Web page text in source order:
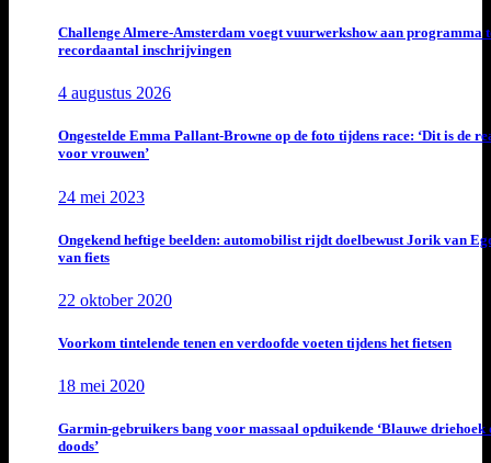
Challenge Almere-Amsterdam voegt vuurwerkshow aan programma
recordaantal inschrijvingen
4 augustus 2026
Ongestelde Emma Pallant-Browne op de foto tijdens race: ‘Dit is de
voor vrouwen’
24 mei 2023
Ongekend heftige beelden: automobilist rijdt doelbewust Jorik van
van fiets
22 oktober 2020
Voorkom tintelende tenen en verdoofde voeten tijdens het fietsen
18 mei 2020
Garmin-gebruikers bang voor massaal opduikende ‘Blauwe driehoek
doods’